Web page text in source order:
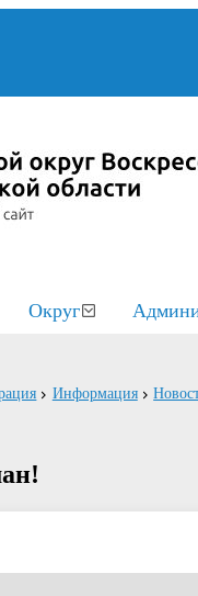
Округ
Информация